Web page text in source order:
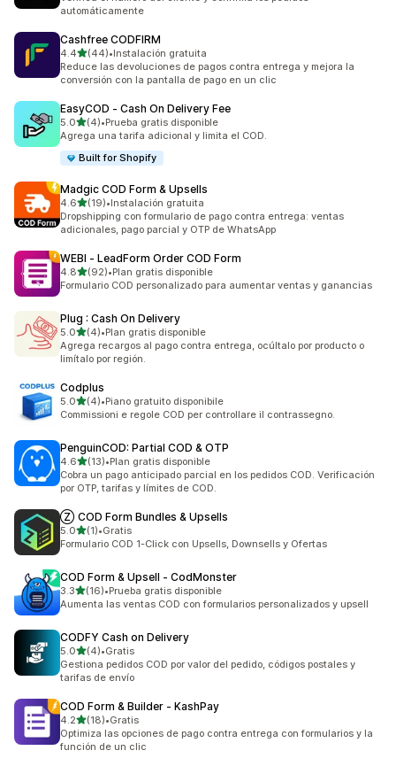
automáticamente
Cashfree CODFIRM
4.4de 5 estrellas
(44)
44 reseñas en total
•Instalación gratuita
Reduce las devoluciones de pagos contra entrega y mejora la
conversión con la pantalla de pago en un clic
EasyCOD ‑ Cash On Delivery Fee
5.0de 5 estrellas
(4)
4 reseñas en total
•Prueba gratis disponible
Agrega una tarifa adicional y limita el COD.
Built for Shopify
Madgic COD Form & Upsells
4.6de 5 estrellas
(19)
19 reseñas en total
•Instalación gratuita
Dropshipping con formulario de pago contra entrega: ventas
adicionales, pago parcial y OTP de WhatsApp
WEBI ‑ LeadForm Order COD Form
4.8de 5 estrellas
(92)
92 reseñas en total
•Plan gratis disponible
Formulario COD personalizado para aumentar ventas y ganancias
Plug : Cash On Delivery
5.0de 5 estrellas
(4)
4 reseñas en total
•Plan gratis disponible
Agrega recargos al pago contra entrega, ocúltalo por producto o
limítalo por región.
Codplus
5.0de 5 estrellas
(4)
4 reseñas en total
•Piano gratuito disponibile
Commissioni e regole COD per controllare il contrassegno.
PenguinCOD: Partial COD & OTP
4.6de 5 estrellas
(13)
13 reseñas en total
•Plan gratis disponible
Cobra un pago anticipado parcial en los pedidos COD. Verificación
por OTP, tarifas y límites de COD.
Ⓩ COD Form Bundles & Upsells
5.0de 5 estrellas
(1)
1 reseñas en total
•Gratis
Formulario COD 1-Click con Upsells, Downsells y Ofertas
COD Form & Upsell ‑ CodMonster
3.3de 5 estrellas
(16)
16 reseñas en total
•Prueba gratis disponible
Aumenta las ventas COD con formularios personalizados y upsell
CODFY Cash on Delivery
5.0de 5 estrellas
(4)
4 reseñas en total
•Gratis
Gestiona pedidos COD por valor del pedido, códigos postales y
tarifas de envío
COD Form & Builder ‑ KashPay
4.2de 5 estrellas
(18)
18 reseñas en total
•Gratis
Optimiza las opciones de pago contra entrega con formularios y la
función de un clic